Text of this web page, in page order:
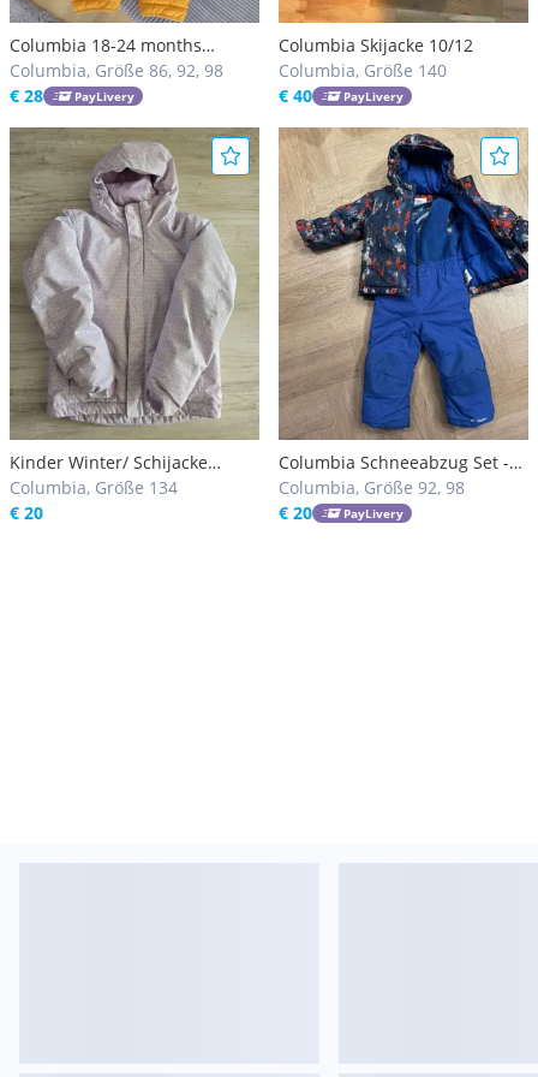
Columbia 18-24 months
schneeanzug gelb braun
schwarz grau weiß reversible
Columbia, Größe 86, 92, 98
€ 28
PayLivery
Columbia Skijacke 10/12
Columbia, Größe 140
€ 40
PayLivery
Kinder Winter/ Schijacke
Angebot! Gr.134
Columbia, Größe 134
€ 20
Columbia Schneeabzug Set -
Größe 3T (92-98)
Columbia, Größe 92, 98
€ 20
PayLivery